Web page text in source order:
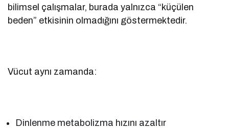
bilimsel çalışmalar, burada yalnızca “küçülen
beden” etkisinin olmadığını göstermektedir.
Vücut aynı zamanda:
Dinlenme metabolizma hızını azaltır